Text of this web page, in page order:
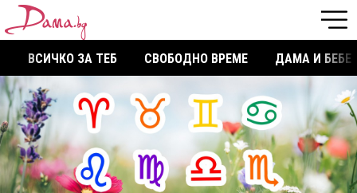
ВСИЧКО ЗА ТЕБ СВОБОДНО ВРЕМЕ ДАМА И БЕБЕ